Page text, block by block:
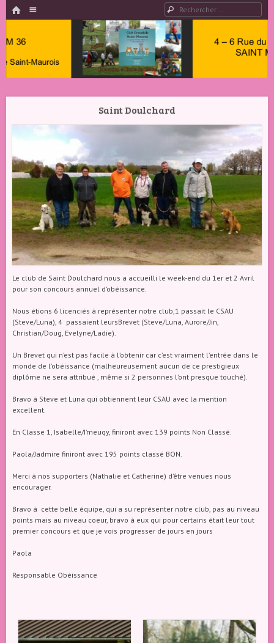
HOME Rechercher
Club
Cynophile
Maurois –
Canin
Indre 36
Saint Doulchard
Le club de Saint Doulchard nous a accueilli le week-end du 1er et 2 Avril
pour son concours annuel d’obéissance.
Nous étions 6 licenciés à représenter notre club,1 passait le CSAU
(Steve/Luna), 4 passaient leursBrevet (Steve/Luna, Aurore/Jin,
Christian/Doug, Evelyne/Ladie).
Un Brevet qui n’est pas facile à l’obtenir car c’est vraiment l’entrée dans le
monde de l’obéissance (malheureusement aucun de ce prestigieux
diplôme ne sera attribué , même si 2 personnes l’ont presque touché).
Bravo à Steve et Luna qui obtiennent leur CSAU avec la mention
excellent.
En Classe 1, Isabelle/I’meuqy, finiront avec 139 points Non Classé.
Paola/Jadmire finiront avec 195 points classé BON.
Merci à nos supporters (Nathalie et Catherine) d’être venues nous
encourager.
Bravo à cette belle équipe, qui a su représenter notre club, pas au niveau
points mais au niveau coeur, bravo à eux qui pour certains était leur tout
premier concours et que je vois progresser de jours en jours
Paola
Responsable Obéissance